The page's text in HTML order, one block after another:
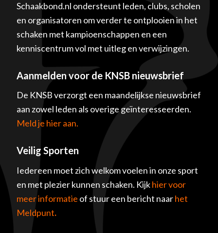
Schaakbond.nl ondersteunt leden, clubs, scholen
en organisatoren om verder te ontplooien in het
schaken met kampioenschappen en een
kenniscentrum vol met uitleg en verwijzingen.
Aanmelden voor de KNSB nieuwsbrief
De KNSB verzorgt een maandelijkse nieuwsbrief
aan zowel leden als overige geïnteresseerden.
Meld je hier aan.
Veilig Sporten
Iedereen moet zich welkom voelen in onze sport
en met plezier kunnen schaken. Kijkhier voor
meer informatie of stuur een bericht naarhet
Meldpunt.